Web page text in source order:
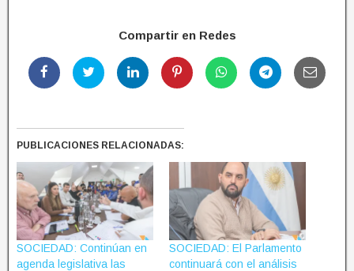
Compartir en Redes
PUBLICACIONES RELACIONADAS:
SOCIEDAD: Continúan en
agenda legislativa las
SOCIEDAD: El Parlamento
continuará con el análisis